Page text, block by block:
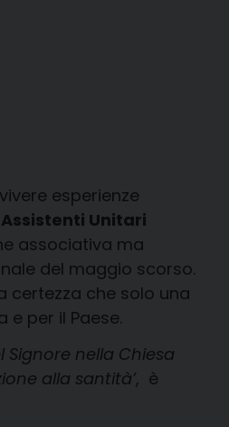
esperienze
Unitari
associativa ma
del maggio scorso.
certezza che solo una
per il Paese.
Signore nella Chiesa
alla santità’, è